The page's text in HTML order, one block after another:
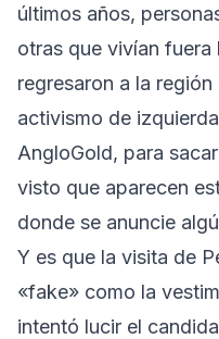
últimos años,
otras que vivían
regresaron a la
activismo de
AngloGold, para
visto que aparecen
donde se anuncie
Y es que la visita de
«fake» como la
intentó lucir el